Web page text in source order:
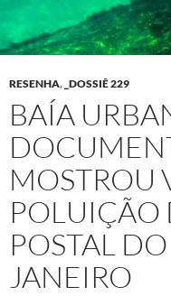
RESENHA, _DOSSIÊ 229
BAÍA
MOSTROU
POLUIÇÃO
POSTAL
JANEIRO